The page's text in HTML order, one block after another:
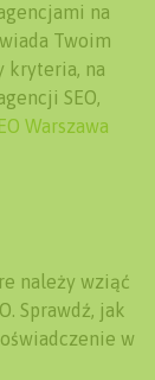
na
Twoim
kryteria, na
SEO,
Warszawa
należy wziąć
Sprawdź, jak
w